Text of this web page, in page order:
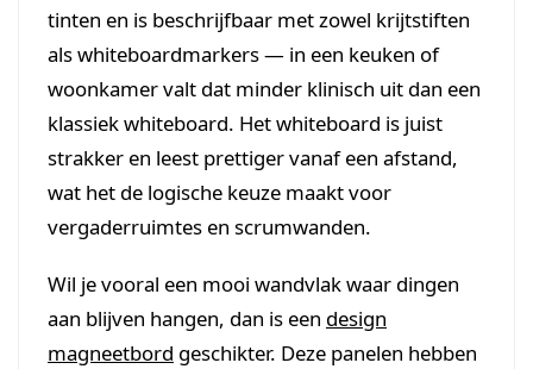
tinten en is beschrijfbaar met zowel krijtstiften
als whiteboardmarkers — in een keuken of
woonkamer valt dat minder klinisch uit dan een
klassiek whiteboard. Het whiteboard is juist
strakker en leest prettiger vanaf een afstand,
wat het de logische keuze maakt voor
vergaderruimtes en scrumwanden.
Wil je vooral een mooi wandvlak waar dingen
aan blijven hangen, dan is een design
magneetbord geschikter. Deze panelen hebben